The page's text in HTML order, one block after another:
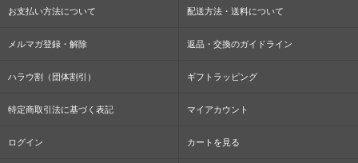
お支払い方法について 配送方法・送料について
メルマガ登録・解除 返品・交換のガイドライン
ハラウ割（団体割引） ギフトラッピング
特定商取引法に基づく表記 マイアカウント
ログイン カートを見る